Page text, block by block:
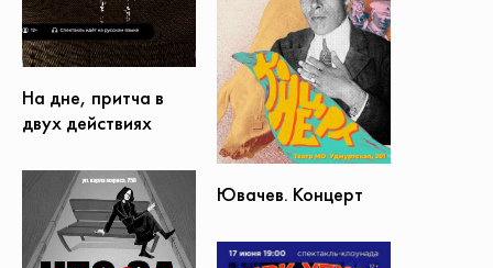
На дне, притча в
двух действиях
Ювачев. Концерт